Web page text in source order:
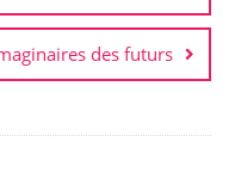
des futurs